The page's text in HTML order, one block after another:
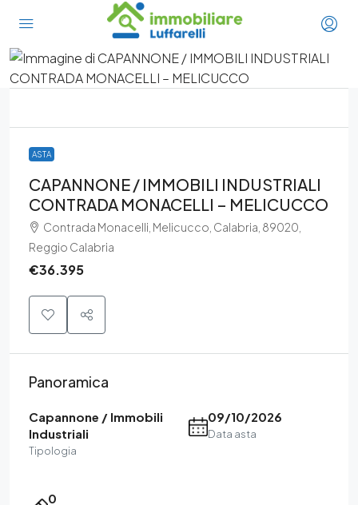
ASTA
CAPANNONE / IMMOBILI INDUSTRIALI
CONTRADA MONACELLI – MELICUCCO
Contrada Monacelli, Melicucco, Calabria, 89020,
Reggio Calabria
€36.395
Panoramica
Capannone / Immobili
Industriali
Tipologia
09/10/2026
Data asta
0